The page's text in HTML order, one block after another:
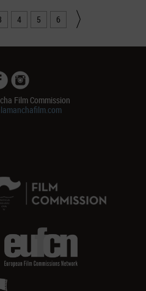
4 5 6
Film Commission